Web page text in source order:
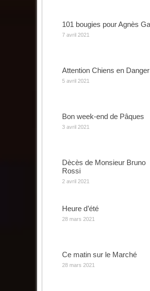
101 bougies pour Agnès
7 avril 2021
Attention Chiens en Danger
5 avril 2021
Bon week-end de Pâques
3 avril 2021
Dècès de Monsieur Bruno
Rossi
2 avril 2021
Heure d’été
28 mars 2021
Ce matin sur le Marché
28 mars 2021